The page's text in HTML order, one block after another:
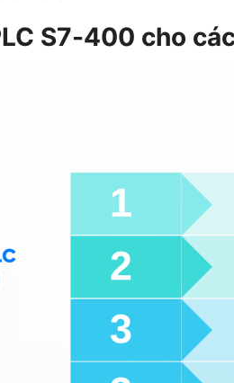
S7-400 cho